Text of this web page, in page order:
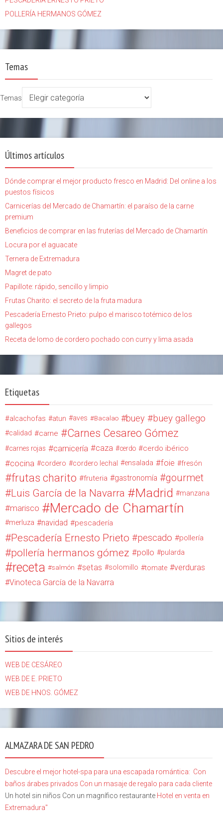
POLLERÍA HERMANOS GÓMEZ
Temas
Temas
Últimos artículos
Dónde comprar el mejor producto fresco en Madrid: Del online a los
puestos físicos
Carnicerías del Mercado de Chamartín: el paraíso de la carne
premium
Beneficios de comprar en las fruterías del Mercado de Chamartín
Locura por el aguacate
Ternera de Extremadura
Magret de pato
Papillote: rápido, sencillo y limpio
Frutas Charito: el secreto de la fruta madura
Pescadería Ernesto Prieto: pulpo el marisco totémico de los
gallegos
Receta de lomo de cordero pochado con curry y lima asada
Etiquetas
alcachofas atun aves Bacalao buey buey gallego
calidad carne Carnes Cesareo Gómez
carnes rojas carnicería caza cerdo cerdo ibérico
cocina cordero cordero lechal ensalada foie fresón
frutas charito fruteria gastronomía gourmet
Luis García de la Navarra Madrid manzana
marisco Mercado de Chamartín
merluza navidad pescadería
Pescadería Ernesto Prieto pescado pollería
pollería hermanos gómez pollo pularda
receta salmón setas solomillo tomate
verduras
Vinoteca García de la Navarra
Sitios de interés
WEB DE CESÁREO
WEB DE E. PRIETO
WEB DE HNOS. GÓMEZ
ALMAZARA DE SAN PEDRO
Descubre el mejor hotel-spa para una escapada romántica: Con
baños árabes privados Con un masaje de regalo para cada cliente
Un hotel sin niños Con un magnífico restaurante Hotel en venta en
Extremadura"